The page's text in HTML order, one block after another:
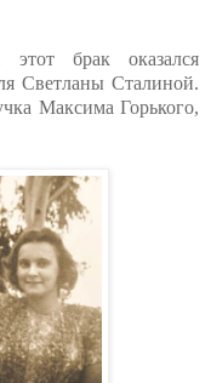
брак оказался
Светланы Сталиной.
Максима Горького,